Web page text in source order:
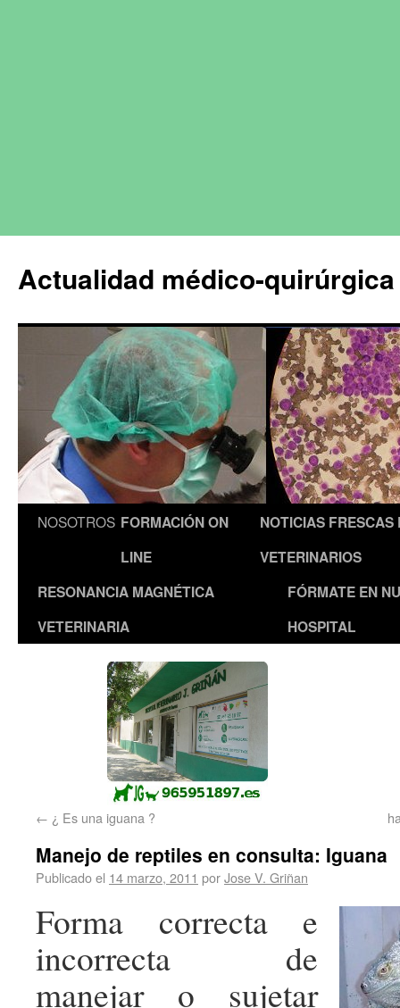
Actualidad médico-
NOSOTROS FORMACIÓN ON
LINE
NOTICIAS FRESCAS
VETERINARIOS
RESONANCIA MAGNÉTICA
VETERINARIA
FÓRMATE EN
HOSPITAL
← ¿ Es una iguana ?
Manejo de reptiles en consulta: Iguana
Publicado el 14 marzo, 2011 porJose V. Griñan
Forma correcta e
incorrecta de
manejar o sujetar